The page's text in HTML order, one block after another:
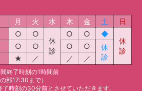
月 火 水 木 金 土
日
○
○
休
診
○ ○
◆
休
診
○ ○ ○ ○
休
診
★ ／ ／ ／
終了時刻の1時間前
部17:30まで）
時刻の30分前とさせていただきます。